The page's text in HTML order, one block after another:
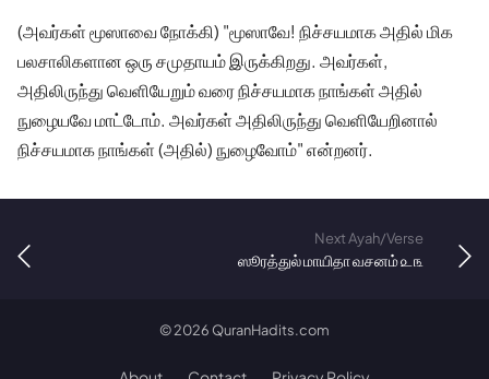
(அவர்கள் மூஸாவை நோக்கி) "மூஸாவே! நிச்சயமாக அதில் மிக
பலசாலிகளான ஒரு சமுதாயம் இருக்கிறது. அவர்கள்,
அதிலிருந்து வெளியேறும் வரை நிச்சயமாக நாங்கள் அதில்
நுழையவே மாட்டோம். அவர்கள் அதிலிருந்து வெளியேறினால்
நிச்சயமாக நாங்கள் (அதில்) நுழைவோம்" என்றனர்.
Next Ayah/Verse
ஸூரத்துல் மாயிதா வசனம் ௨௩
©2026 QuranHadits.com